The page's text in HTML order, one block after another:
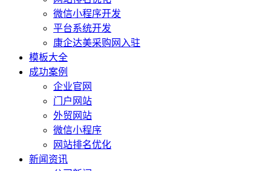
微信小程序开发
平台系统开发
康企达美采购网入驻
模板大全
成功案例
企业官网
门户网站
外贸网站
微信小程序
网站排名优化
新闻资讯